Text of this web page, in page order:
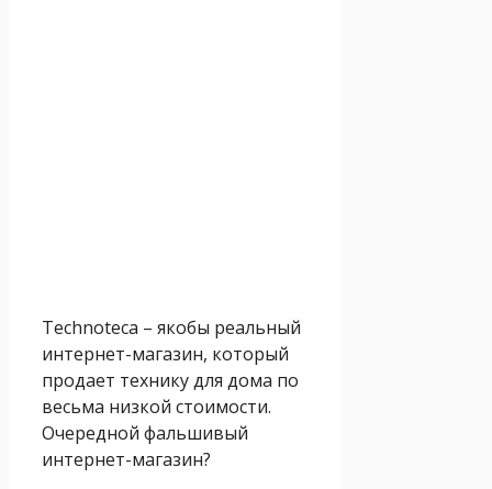
Technoteca – якобы реальный
интернет-магазин, который
продает технику для дома по
весьма низкой стоимости.
Очередной фальшивый
интернет-магазин?